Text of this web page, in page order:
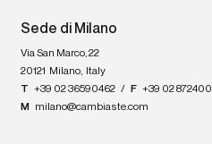
Sede di Milano
Via San Marco, 22
20121
Milano, Italy
T +39 02 36590462 / F +39 02
M
milano@cambiaste.com